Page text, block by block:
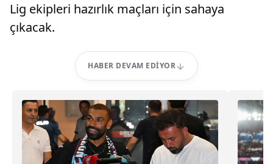
Lig ekipleri hazırlık maçları için sahaya
çıkacak.
HABER DEVAM EDIYOR